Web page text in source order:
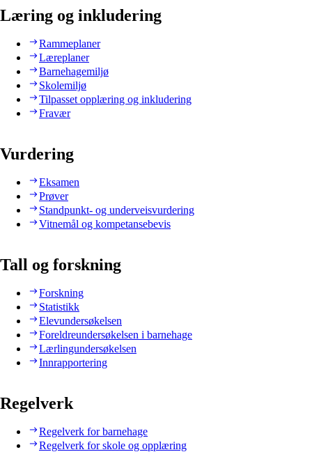
Læring og inkludering
Rammeplaner
Læreplaner
Barnehagemiljø
Skolemiljø
Tilpasset opplæring og inkludering
Fravær
Vurdering
Eksamen
Prøver
Standpunkt- og underveisvurdering
Vitnemål og kompetansebevis
Tall og forskning
Forskning
Statistikk
Elevundersøkelsen
Foreldreundersøkelsen i barnehage
Lærlingundersøkelsen
Innrapportering
Regelverk
Regelverk for barnehage
Regelverk for skole og opplæring